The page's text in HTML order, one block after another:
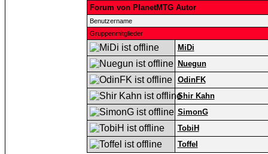
Forum von PlanetMTG Autor
Benutzername
Gruppenmitglieder
MiDi
Nuegun
OdinFK
Shir Kahn
SimonG
TobiH
Toffel